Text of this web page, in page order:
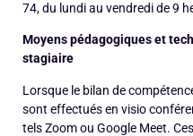
74, du lundi au vendredi de 9
Moyens pédagogiques et
stagiaire
Lorsque le bilan de
sont effectués en visio
tels Zoom ou Google Meet.